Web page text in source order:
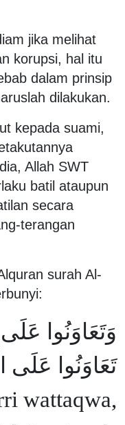
jika melihat
korupsi, hal itu
dalam prinsip
dilakukan.
kepada suami,
Allah SWT
batil ataupun
secara
terangan
surah Al-
وَتَعَاوَنُوا
wattaqwa,